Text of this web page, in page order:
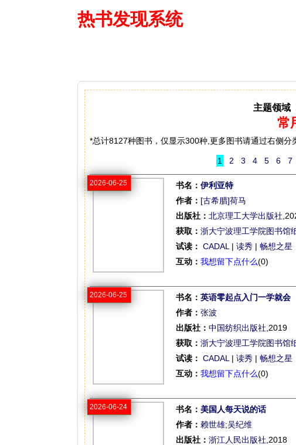
热书发现系统
主题领域
常
*总计8127种图书，仅显示300种,更多图书请通过右侧分
1 2 3 4 5 6 7
2026-06-25 书名： 伊利亚特
作者： [古希腊]荷马
出版社： 北京理工大学出版社
获取： 浙大宁波理工学院图书馆
试读： CADAL | 读秀 | 畅想之星
互动： 我想留下点什么(0)
2026-06-25 书名： 英语零起点入门一学就会
作者： 张波
出版社： 中国纺织出版社 ,2019
获取： 浙大宁波理工学院图书馆
试读： CADAL | 读秀 | 畅想之星
互动： 我想留下点什么(0)
2026-06-24 书名： 美国人每天说的话
作者： 赖世雄;吴纪维
出版社： 浙江人民出版社 ,2018